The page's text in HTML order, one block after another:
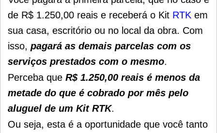
de R$ 1.250,00 reais e receberá o Kit RTK em
sua casa, escritório ou no local da obra. Com
isso, pagará as demais parcelas com os
serviços prestados com o mesmo.
Perceba que R$ 1.250,00 reais é menos da
metade do que é cobrado por mês pelo
aluguel de um Kit RTK.
Ou seja, esta é a oportunidade que você tanto